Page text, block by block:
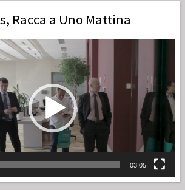
Racca a Uno Mattina
03:05